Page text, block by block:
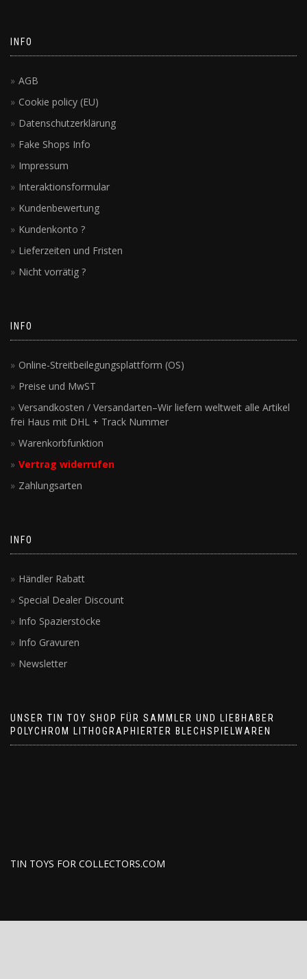
INFO
AGB
Cookie policy (EU)
Datenschutzerklärung
Fake Shops Info
Impressum
Interaktionsformular
Kundenbewertung
Kundenkonto ?
Lieferzeiten und Fristen
Nicht vorrätig ?
INFO
Online-Streitbeilegungsplattform (OS)
Preise und MwST
Versandkosten / Versandarten–Wir liefern weltweit alle Artikel
frei Haus mit DHL + Track Nummer
Warenkorbfunktion
Vertrag widerrufen
Zahlungsarten
INFO
Händler Rabatt
Special Dealer Discount
Info Spazierstöcke
Info Gravuren
Newsletter
UNSER TIN TOY SHOP FÜR SAMMLER UND LIEBHABER
POLYCHROM LITHOGRAPHIERTER BLECHSPIELWAREN
TIN TOYS FOR COLLECTORS.COM